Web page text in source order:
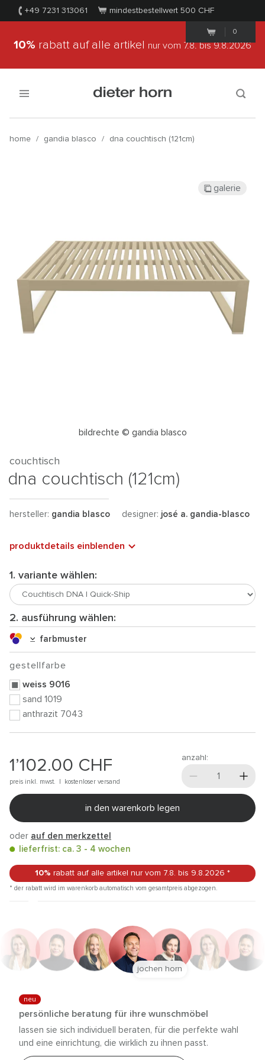
+49 7231 313061 mindestbestellwert 500 CHF
0
10% rabatt auf alle artikel nur vom 7.8.bis 9.8.2026
home / gandia blasco / dna couchtisch (121cm)
bildrechte © gandia blasco
galerie
couchtisch
dna couchtisch (121cm)
hersteller: gandia blasco designer: josé a. gandia-blasco
produktdetails einblenden
1. variante wählen:
2. ausführung wählen:
farbmuster
gestellfarbe
weiss 9016
sand 1019
anthrazit 7043
1’102.00 CHF
preis inkl. mwst. | kostenloser versand
anzahl:
in den warenkorb legen
oder auf den merkzettel
lieferfrist: ca. 3 - 4 wochen
10% rabatt auf alle artikel nur vom 7.8. bis 9.8.2026 *
* der rabatt wird im warenkorb automatisch vom gesamtpreis abgezogen.
neu
persönliche beratung für ihre wunschmöbel
lassen sie sich individuell beraten, für die perfekte wahl
und eine einrichtung, die wirklich zu ihnen passt.
jochen horn